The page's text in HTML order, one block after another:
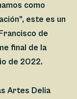
como
este es un
de
final de la
de 2022.
Artes Delia